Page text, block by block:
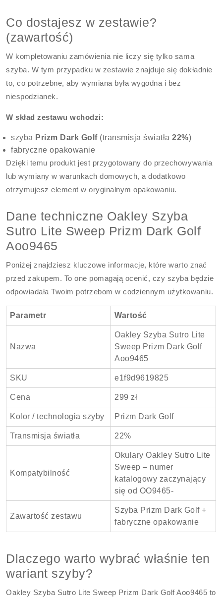
Co dostajesz w zestawie?
(zawartość)
W kompletowaniu zamówienia nie liczy się tylko sama
szyba. W tym przypadku w zestawie znajduje się dokładnie
to, co potrzebne, aby wymiana była wygodna i bez
niespodzianek.
W skład zestawu wchodzi:
szyba Prizm Dark Golf(transmisja światła22%)
fabryczne opakowanie
Dzięki temu produkt jest przygotowany do przechowywania
lub wymiany w warunkach domowych, a dodatkowo
otrzymujesz element w oryginalnym opakowaniu.
Dane techniczne Oakley Szyba
Sutro Lite Sweep Prizm Dark Golf
Aoo9465
Poniżej znajdziesz kluczowe informacje, które warto znać
przed zakupem. To one pomagają ocenić, czy szyba będzie
odpowiadała Twoim potrzebom w codziennym użytkowaniu.
Parametr Wartość
Nazwa
Oakley Szyba Sutro Lite
Sweep Prizm Dark Golf
Aoo9465
SKU e1f9d9619825
Cena 299 zł
Kolor / technologia szyby Prizm Dark Golf
Transmisja światła 22%
Kompatybilność
Okulary Oakley Sutro Lite
Sweep – numer
katalogowy zaczynający
się od OO9465-
Zawartość zestawu
Szyba Prizm Dark Golf +
fabryczne opakowanie
Dlaczego warto wybrać właśnie ten
wariant szyby?
Oakley Szyba Sutro Lite Sweep Prizm Dark Golf Aoo9465 to